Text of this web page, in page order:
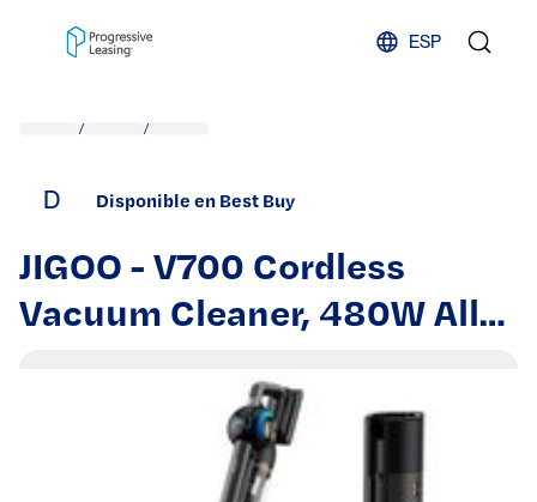
ESP
/ /
D Disponible en Best Buy
JIGOO - V700 Cordless
Vacuum Cleaner, 480W All-
Dual LED, 33KPa Suction,
55min Runtime, 2.5L Dust